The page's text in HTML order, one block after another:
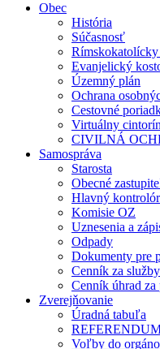
Obec
História
Súčasnosť
Rímskokatolícky
Evanjelický
Územný plán
Ochrana
Cestovné
Virtuálny cintorín
CIVILNÁ
Samospráva
Starosta
Obecné
Hlavný kontrolór
Komisie OZ
Uznesenia a
Odpady
Dokumenty pre
Cenník za
Cenník úhrad za
Zverejňovanie
Úradná tabuľa
Voľby do